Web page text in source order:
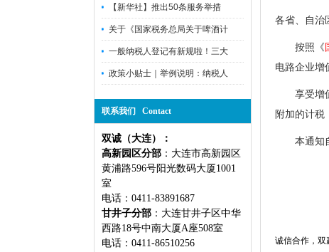
【新华社】推出50条服务举措
关于《国家税务总局关于啤酒计
一般纳税人登记有新规啦！三大
政策小贴士｜举例说明：纳税人
联系我们 Contact
双诚（大连）：
高新园区分部 ：大连市高新园区
黄浦路596号阳光数码大厦1001
室
电话：0411-83891687
甘井子分部 ：大连甘井子区中华
西路18号中南大厦A座508室
电话：0411-86510256
各省、自治
按照《
电路企业增
享受增值
附加的计税
本通知自
诚信合作，